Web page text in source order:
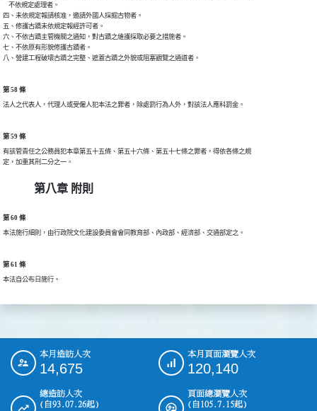
    不依規定處理者。
四、未依規定報請核准，邀請外國人採掘古物者。
五、修護古蹟未依規定報經許可者。
六、不依古蹟主管機關之通知，對古蹟之維護採取必要之措施者。
七、不依原有形貌修護古蹟者。
第 58 條
第 59 條
有該管責任之公務員犯本章第五十五條、第五十六條、第五十七條之罪者，得依各條之規
第八章 附則
第 60 條
第 61 條
::: 本月造訪人次
14,675
本月頁面瀏覽人次
120,140
總造訪人次
(自93.07.26起)
頁面總瀏覽人次
(自105.7.15起)